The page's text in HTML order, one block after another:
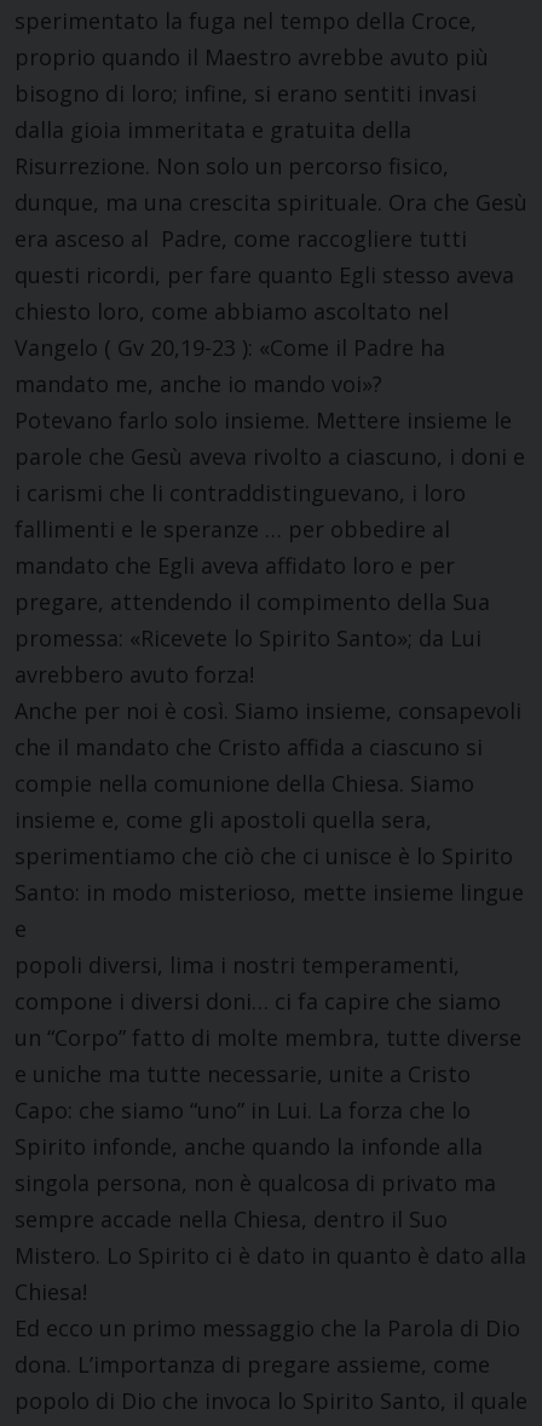
sperimentato la fuga nel tempo della Croce,
proprio quando il Maestro avrebbe avuto più
bisogno di loro; infine, si erano sentiti invasi
dalla gioia immeritata e gratuita della
Risurrezione. Non solo un percorso fisico,
dunque, ma una crescita spirituale. Ora che Gesù
era asceso al Padre, come raccogliere tutti
questi ricordi, per fare quanto Egli stesso aveva
chiesto loro, come abbiamo ascoltato nel
Vangelo ( Gv 20,19-23 ): «Come il Padre ha
mandato me, anche io mando voi»?
Potevano farlo solo insieme. Mettere insieme le
parole che Gesù aveva rivolto a ciascuno, i doni e
i carismi che li contraddistinguevano, i loro
fallimenti e le speranze … per obbedire al
mandato che Egli aveva affidato loro e per
pregare, attendendo il compimento della Sua
promessa: «Ricevete lo Spirito Santo»; da Lui
avrebbero avuto forza!
Anche per noi è così. Siamo insieme, consapevoli
che il mandato che Cristo affida a ciascuno si
compie nella comunione della Chiesa. Siamo
insieme e, come gli apostoli quella sera,
sperimentiamo che ciò che ci unisce è lo Spirito
Santo: in modo misterioso, mette insieme lingue
e
popoli diversi, lima i nostri temperamenti,
compone i diversi doni… ci fa capire che siamo
un “Corpo” fatto di molte membra, tutte diverse
e uniche ma tutte necessarie, unite a Cristo
Capo: che siamo “uno” in Lui. La forza che lo
Spirito infonde, anche quando la infonde alla
singola persona, non è qualcosa di privato ma
sempre accade nella Chiesa, dentro il Suo
Mistero. Lo Spirito ci è dato in quanto è dato alla
Chiesa!
Ed ecco un primo messaggio che la Parola di Dio
dona. L’importanza di pregare assieme, come
popolo di Dio che invoca lo Spirito Santo, il quale